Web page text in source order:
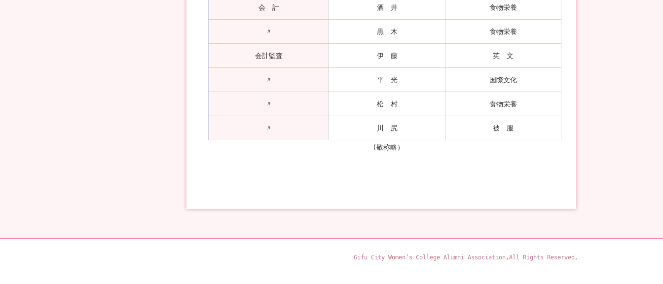
会 計 酒 井 食物栄養
〃 黒 木 食物栄養
会計監査 伊 藤 英 文
〃 平 光 国際文化
〃 松 村 食物栄養
〃 川 尻 被 服
(敬称略）
Gifu City Women’s College Alumni Association,All Rights Reserved.